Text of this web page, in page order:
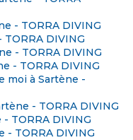
- TORRA DIVING
DIVING
- TORRA DIVING
- TORRA DIVING
moi à Sartène -
- TORRA DIVING
TORRA DIVING
- TORRA DIVING